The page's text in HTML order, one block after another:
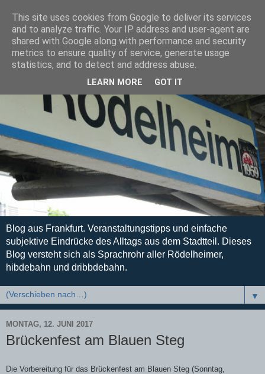
Blog aus Frankfurt. Veranstaltungstipps und einfache
subjektive Eindrücke des Alltags aus dem Stadtteil. Dieses
Blog versteht sich als Sprachrohr aller Rödelheimer,
hibdebahn und dribbdebahn.
▼
MONTAG, 12. JUNI 2017
Brückenfest am Blauen Steg
Die Vorbereitung für das Brückenfest am Blauen Steg (Sonntag,
This site uses cookies from Google to deliver its services
and to analyze traffic. Your IP address and user-agent are
shared with Google along with performance and security
metrics to ensure quality of service, generate usage
statistics, and to detect and address abuse.
LEARN MORE GOT IT